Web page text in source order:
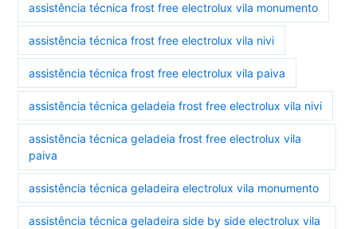
assistência técnica frost free electrolux vila monumento
assistência técnica frost free electrolux vila nivi
assistência técnica frost free electrolux vila paiva
assistência técnica geladeia frost free electrolux vila nivi
assistência técnica geladeia frost free electrolux vila
paiva
assistência técnica geladeira electrolux vila monumento
assistência técnica geladeira side by side electrolux vila